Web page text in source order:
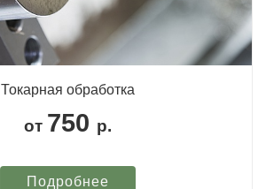
Токарная обработка
от 750 р.
Подробнее